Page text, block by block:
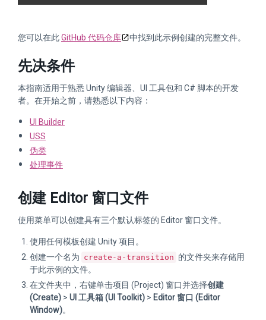
您可以在此GitHub 代码仓库 中找到此示例创建的完整文件。
先决条件
本指南适用于熟悉 Unity 编辑器、UI 工具包和 C# 脚本的开发
者。在开始之前，请熟悉以下内容：
UI Builder
USS
伪类
处理事件
创建 Editor 窗口文件
使用菜单可以创建具有三个默认标签的 Editor 窗口文件。
使用任何模板创建 Unity 项目。
创建一个名为 create-a-transition 的文件夹来存储用
于此示例的文件。
在文件夹中，右键单击项目 (Project) 窗口并选择创建
(Create) > UI 工具箱 (UI Toolkit) > Editor 窗口 (Editor
Window)。